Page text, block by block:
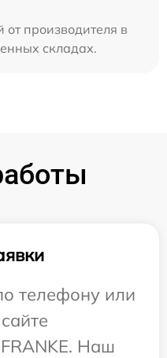
от производителя в
складах.
телефону или
Наш